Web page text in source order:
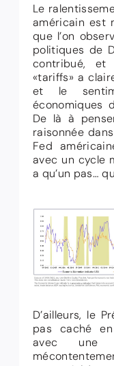
Le
américain est
que l’on
politiques de
contribué, et
«tariffs» a
et le
économiques
De là à
raisonnée
Fed
avec un cycle
a qu’un pas…
D’ailleurs, le
pas caché
avec une